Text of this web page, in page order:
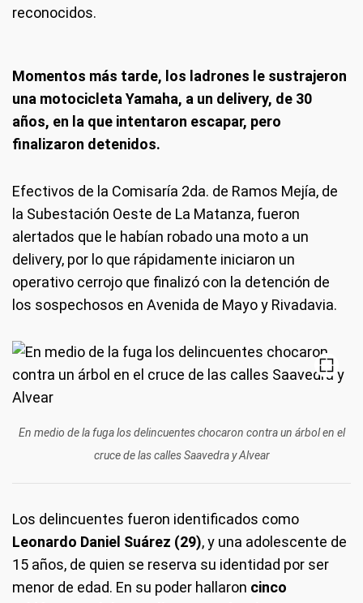
reconocidos.
Momentos más tarde, los ladrones le sustrajeron
una motocicleta Yamaha, a un delivery, de 30
años, en la que intentaron escapar, pero
finalizaron detenidos.
Efectivos de la Comisaría 2da. de Ramos Mejía, de
la Subestación Oeste de La Matanza, fueron
alertados que le habían robado una moto a un
delivery, por lo que rápidamente iniciaron un
operativo cerrojo que finalizó con la detención de
los sospechosos en Avenida de Mayo y Rivadavia.
En medio de la fuga los delincuentes chocaron contra un árbol en el
cruce de las calles Saavedra y Alvear
Los delincuentes fueron identificados como
Leonardo Daniel Suárez (29), y una adolescente de
15 años, de quien se reserva su identidad por ser
menor de edad. En su poder hallaron cinco